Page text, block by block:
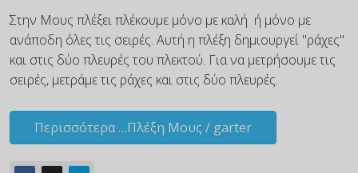
Στην Μους πλέξειπλέκουμε μόνο με καλή ή μόνο με
ανάποδη όλες τις σειρές. Αυτή η πλέξη δημιουργεί "ράχες"
και στις δύο πλευρές του πλεκτού. Για να μετρήσουμε τις
σειρές, μετράμε τις ράχες και στις δύο πλευρές.
Περισσότερα …Πλέξη Μους / garter